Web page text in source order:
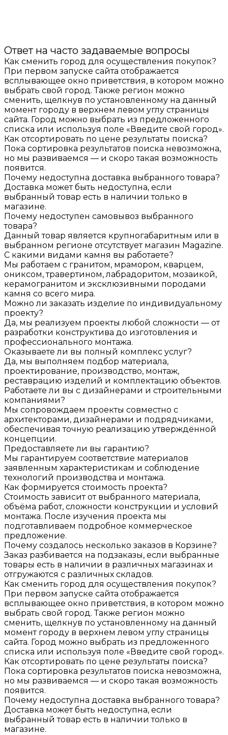
Ответ на часто задаваемые вопросы
Как сменить город для осуществления покупок?
При первом запуске сайта отображается
всплывающее окно приветствия, в котором можно
выбрать свой город. Также регион можно
сменить, щелкнув по установленному на данный
момент городу в верхнем левом углу страницы
сайта. Город можно выбрать из предложенного
списка или используя поле «Введите свой город».
Как отсортировать по цене результаты поиска?
Пока сортировка результатов поиска невозможна,
но мы развиваемся — и скоро такая возможность
появится.
Почему недоступна доставка выбранного товара?
Доставка может быть недоступна, если
выбранный товар есть в наличии только в
магазине.
Почему недоступен самовывоз выбранного
товара?
Данный товар является крупногабаритным или в
выбранном регионе отсутствует магазин Magazine.
С какими видами камня вы работаете?
Мы работаем с гранитом, мрамором, кварцем,
ониксом, травертином, лабрадоритом, мозаикой,
керамогранитом и эксклюзивными породами
камня со всего мира.
Можно ли заказать изделие по индивидуальному
проекту?
Да, мы реализуем проекты любой сложности — от
разработки конструктива до изготовления и
профессионального монтажа.
Оказываете ли вы полный комплекс услуг?
Да, мы выполняем подбор материала,
проектирование, производство, монтаж,
реставрацию изделий и комплектацию объектов.
Работаете ли вы с дизайнерами и строительными
компаниями?
Мы сопровождаем проекты совместно с
архитекторами, дизайнерами и подрядчиками,
обеспечивая точную реализацию утверждённой
концепции.
Предоставляете ли вы гарантию?
Мы гарантируем соответствие материалов
заявленным характеристикам и соблюдение
технологий производства и монтажа.
Как формируется стоимость проекта?
Стоимость зависит от выбранного материала,
объёма работ, сложности конструкции и условий
монтажа. После изучения проекта мы
подготавливаем подробное коммерческое
предложение.
Почему создалось несколько заказов в Корзине?
Заказ разбивается на подзаказы, если выбранные
товары есть в наличии в различных магазинах и
отгружаются с различных складов.
Как сменить город для осуществления покупок?
При первом запуске сайта отображается
всплывающее окно приветствия, в котором можно
выбрать свой город. Также регион можно
сменить, щелкнув по установленному на данный
момент городу в верхнем левом углу страницы
сайта. Город можно выбрать из предложенного
списка или используя поле «Введите свой город».
Как отсортировать по цене результаты поиска?
Пока сортировка результатов поиска невозможна,
но мы развиваемся — и скоро такая возможность
появится.
Почему недоступна доставка выбранного товара?
Доставка может быть недоступна, если
выбранный товар есть в наличии только в
магазине.